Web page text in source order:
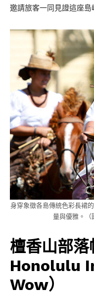
邀請旅客一同見證這座島
身穿象徵各島傳統色彩長裙
量與優雅。（
檀香山部
Honolulu
Wow）